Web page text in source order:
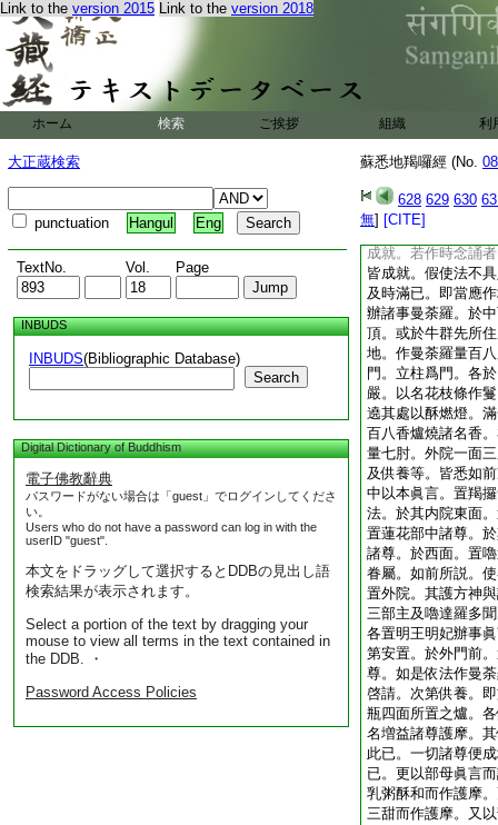
Link to the version 2015 Link to the version 2018
ホーム 検索 ご挨拶 組織 利
大正蔵検索
punctuation Hangul Eng
TextNo. Vol. Page
INBUDS
INBUDS(Bibliographic Database)
Search
Digital Dictionary of Buddhism
電子佛教辭典
パスワードがない場合は「guest」でログインしてくださ
い。
Users who do not have a password can log in with the
userID "guest".
本文をドラッグして選択するとDDBの見出し語
検索結果が表示されます。
Select a portion of the text by dragging your
mouse to view all terms in the text contained in
the DDB. ・
Password Access Policies
蘇悉地羯囉經 (No.
628 629 630
無] [CITE]
者。如法禁住。護
乃至還作成就之法
加精進。又更念誦
猶不成者。當作此
轉讀大般若經。經
施僧伽。或於入海
肘窣覩波數滿一百
念誦。滿一千遍。
知作法決定成就。
前念誦千遍。假使
法自然成就。又一
成就。若作時念誦
皆成就。假使法不
及時滿已。即當應
辦諸事曼荼羅。於
頂。或於牛群先所
地。作曼荼羅量百
門。立柱爲門。各
嚴。以名花枝條作
遶其處以酥燃燈。
百八香爐燒諸名香
量七肘。外院一面
及供養等。皆悉如
中以本眞言。置羯
法。於其内院東面
置蓮花部中諸尊。
諸尊。於西面。置
眷屬。如前所説。
置外院。其護方神
三部主及嚕達羅多
各置明王明妃辦事
第安置。於外門前
尊。如是依法作曼
啓請。次第供養。
瓶四面所置之爐。
名増益諸尊護摩。
此已。一切諸尊便
已。更以部母眞言
乳粥酥和而作護摩
三甜而作護摩。又